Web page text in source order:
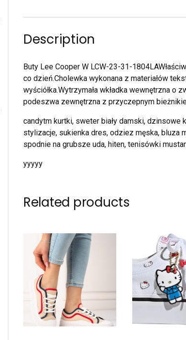
Description
Buty Lee Cooper W LCW-23-31-
co dzień.Cholewka wykonana z materiałów
wyściółka.Wytrzymała wkładka wewnętrzna o
podeszwa zewnętrzna z przyczepnym
candytm kurtki, sweter biały damski,
stylizacje, sukienka dres, odziez męska, bluza
spodnie na grubsze uda, hiten, tenisówki
yyyyy
Related products